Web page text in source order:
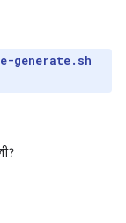
generate.sh